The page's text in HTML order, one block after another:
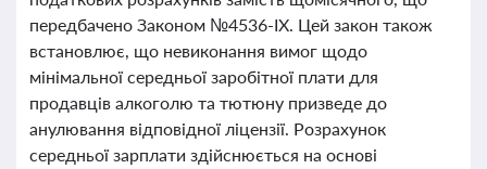
передбачено Законом №4536-IX. Цей закон також
встановлює, що невиконання вимог щодо
мінімальної середньої заробітної плати для
продавців алкоголю та тютюну призведе до
анулювання відповідної ліцензії. Розрахунок
середньої зарплати здійснюється на основі